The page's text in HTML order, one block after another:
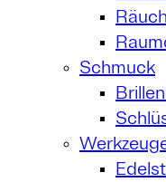
Schmuck